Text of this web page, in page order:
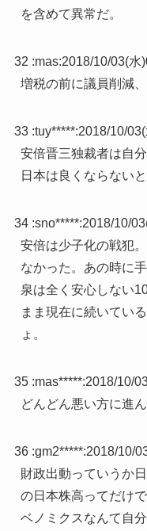
を含めて異常だ。
32 :mas:2018/10/03(水
増税の前に議員削減、
33 :tuy*****:2018/10/
安倍晋三独裁者は自
日本は良くならない
34 :sno*****:2018/10/
安倍は少子化の戦犯
なかった。あの時に
泉は全く安心しない
まま現在に続いてい
ょ。
35 :mas*****:2018/10/
どんどん悪い方に進
36 :gm2*****:2018/10/
財政出動っていうか
の日本株高ってだけ
ベノミクスなんて自